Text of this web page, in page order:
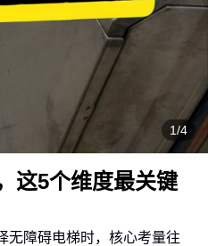
1/4
这5个维度最关键
无障碍电梯时，核心考量往